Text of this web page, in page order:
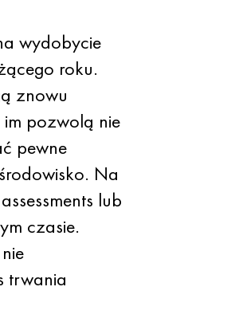
wydobycie
roku.
znowu
pozwolą nie
pewne
Na
lub
czasie.
trwania